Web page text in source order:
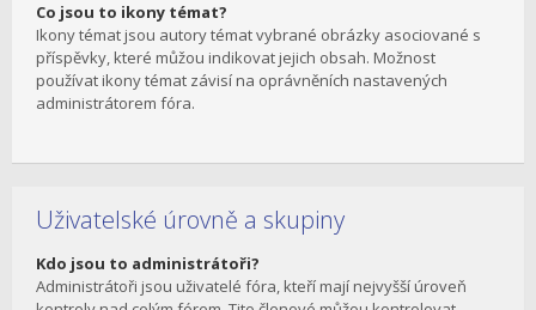
Co jsou to ikony témat?
Ikony témat jsou autory témat vybrané obrázky asociované s
příspěvky, které můžou indikovat jejich obsah. Možnost
používat ikony témat závisí na oprávněních nastavených
administrátorem fóra.
Uživatelské úrovně a skupiny
Kdo jsou to administrátoři?
Administrátoři jsou uživatelé fóra, kteří mají nejvyšší úroveň